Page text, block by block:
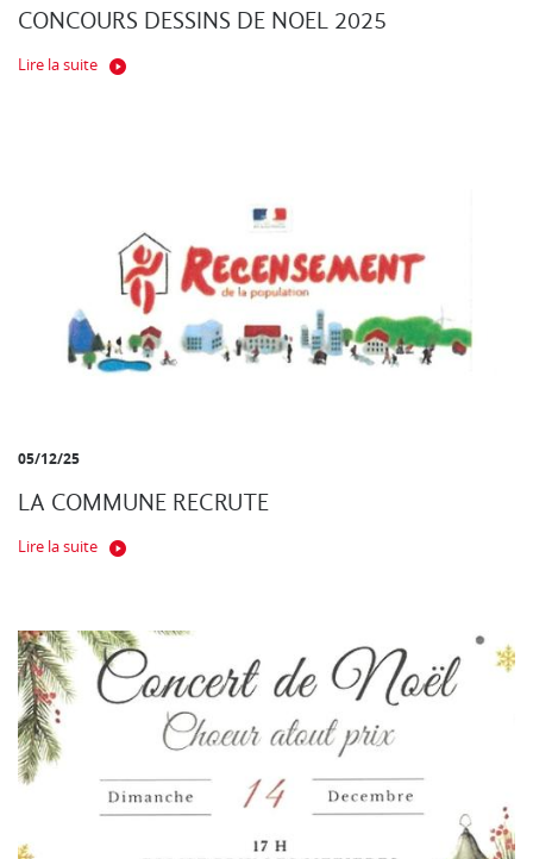
CONCOURS DESSINS DE NOEL 2025
Lire la suite
05/12/25
LA COMMUNE RECRUTE
Lire la suite